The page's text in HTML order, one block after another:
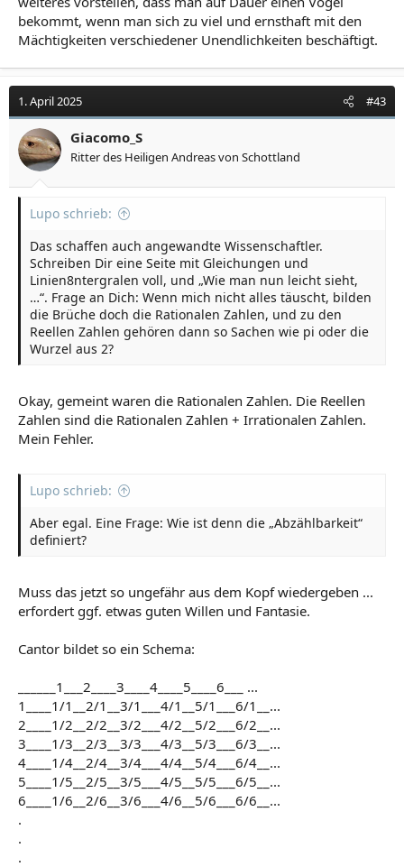
bekommt, wenn man sich zu viel und ernsthaft mit den
Mächtigkeiten verschiedener Unendlichkeiten beschäftigt.
1. April 2025 #43
Giacomo_S
Ritter des Heiligen Andreas von Schottland
Lupo schrieb:
Das schaffen auch angewandte Wissenschaftler.
Schreiben Dir eine Seite mit Gleichungen und
Linien8ntergralen voll, und „Wie man nun leicht sieht,
…“. Frage an Dich: Wenn mich nicht alles täuscht, bilden
die Brüche doch die Rationalen Zahlen, und zu den
Reellen Zahlen gehören dann so Sachen wie pi oder die
Wurzel aus 2?
Okay, gemeint waren die Rationalen Zahlen. Die Reellen
Zahlen sind die Rationalen Zahlen + Irrationalen Zahlen.
Mein Fehler.
Lupo schrieb:
Aber egal. Eine Frage: Wie ist denn die „Abzählbarkeit“
definiert?
Muss das jetzt so ungefähr aus dem Kopf wiedergeben ...
erfordert ggf. etwas guten Willen und Fantasie.
Cantor bildet so ein Schema:
______1___2____3____4____5____6___ ...
1____1/1__2/1__3/1___4/1__5/1___6/1__...
2____1/2__2/2__3/2___4/2__5/2___6/2__...
3____1/3__2/3__3/3___4/3__5/3___6/3__...
4____1/4__2/4__3/4___4/4__5/4___6/4__...
5____1/5__2/5__3/5___4/5__5/5___6/5__...
6____1/6__2/6__3/6___4/6__5/6___6/6__...
.
.
.